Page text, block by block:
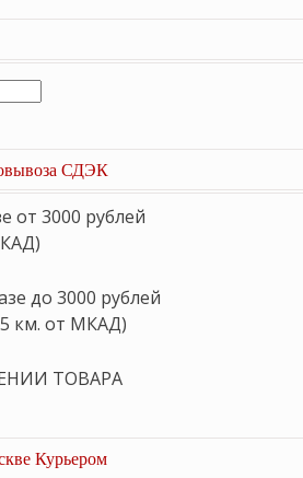
СДЭК
от 3000 рублей
до 3000 рублей
км. от МКАД)
ТОВАРА
Курьером